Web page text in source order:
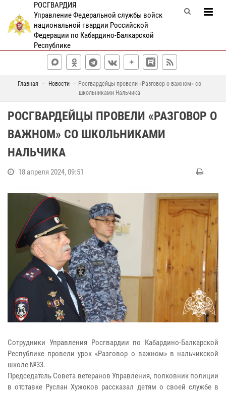
РОСГВАРДИЯ
Управление Федеральной службы войск
национальной гвардии Российской
Федерации по Кабардино-Балкарской
Республике
Главная Новости
Росгвардейцы провели «Разговор о важном» со
школьниками Нальчика
РОСГВАРДЕЙЦЫ ПРОВЕЛИ «РАЗГОВОР О
ВАЖНОМ» СО ШКОЛЬНИКАМИ
НАЛЬЧИКА
18 апреля 2024, 09:51
Сотрудники Управления Росгвардии по Кабардино-Балкарской
Республике провели урок «Разговор о важном» в нальчикской
школе №33.
Председатель Совета ветеранов Управления, полковник полиции
в отставке Руслан Хужоков рассказал детям о своей службе в